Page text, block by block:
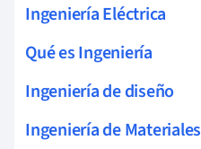
Ingeniería Eléctrica
Qué es Ingeniería
Ingeniería de diseño
Ingeniería de Materiales